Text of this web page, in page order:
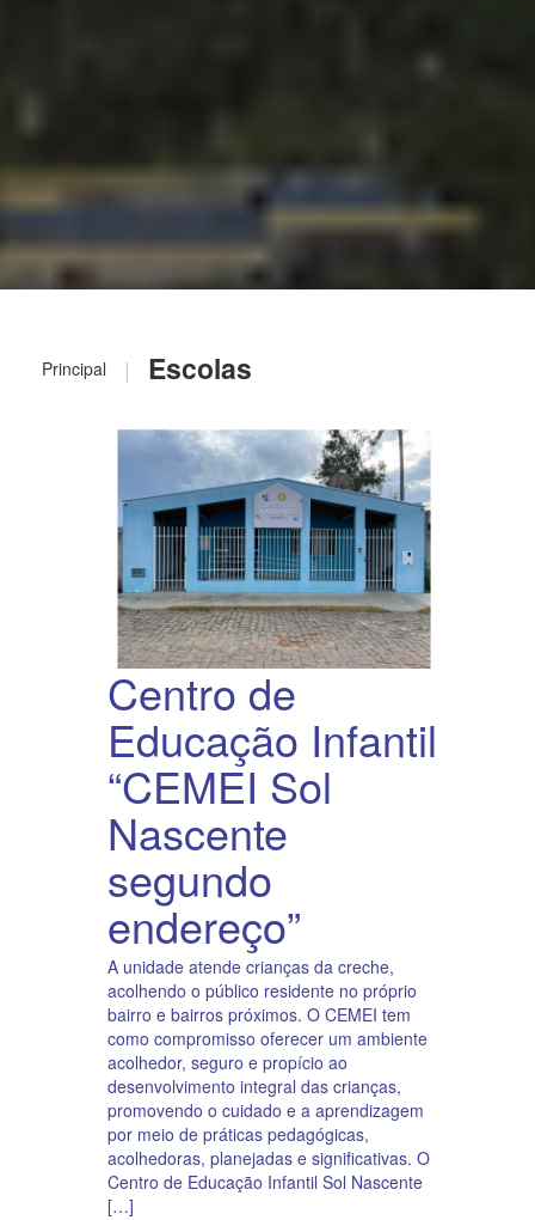
Principal | Escolas
Centro de
Educação Infantil
“CEMEI Sol
Nascente
segundo
endereço”
A unidade atende crianças da creche,
acolhendo o público residente no próprio
bairro e bairros próximos. O CEMEI tem
como compromisso oferecer um ambiente
acolhedor, seguro e propício ao
desenvolvimento integral das crianças,
promovendo o cuidado e a aprendizagem
por meio de práticas pedagógicas,
acolhedoras, planejadas e significativas. O
Centro de Educação Infantil Sol Nascente
[…]